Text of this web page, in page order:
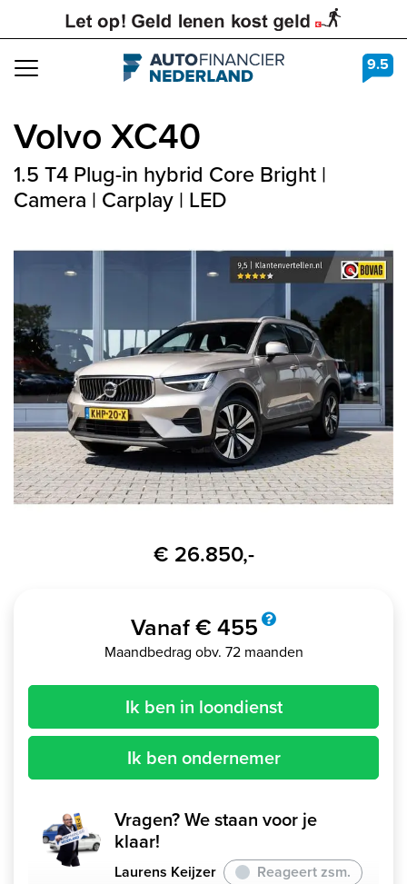
Navigation 9.5
VolvoXC40
1.5 T4 Plug-in hybrid Core Bright |
Camera | Carplay | LED
€ 26.850,-
Vanaf € 455
Maandbedrag obv. 72 maanden
Ik ben in loondienst
Ik ben ondernemer
Vragen? We staan voor je
klaar!
Laurens Keijzer
Reageert zsm.